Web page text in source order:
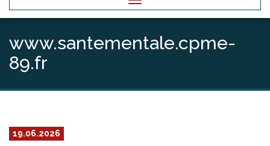
www.santementale.cpme-
89.fr
19.06.2026